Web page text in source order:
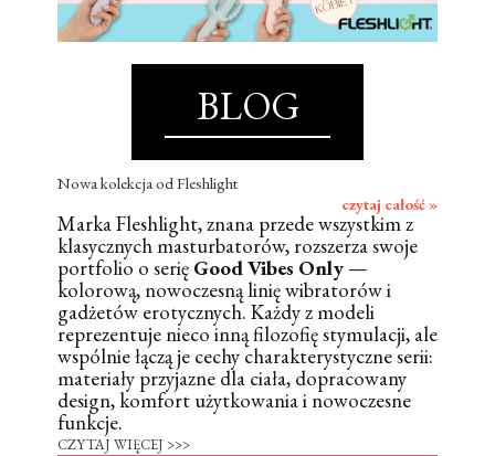
BLOG
Nowa kolekcja od Fleshlight
czytaj całość »
Marka Fleshlight, znana przede wszystkim z
klasycznych masturbatorów, rozszerza swoje
portfolio o serię Good Vibes Only —
kolorową, nowoczesną linię wibratorów i
gadżetów erotycznych. Każdy z modeli
reprezentuje nieco inną filozofię stymulacji, ale
wspólnie łączą je cechy charakterystyczne serii:
materiały przyjazne dla ciała, dopracowany
design, komfort użytkowania i nowoczesne
funkcje.
CZYTAJ WIĘCEJ >>>